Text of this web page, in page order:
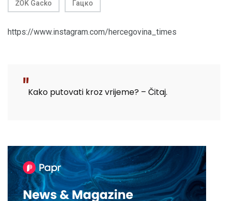
ŽOK Gacko Гацко
https://www.instagram.com/hercegovina_times
Kako putovati kroz vrijeme? – Čitaj.